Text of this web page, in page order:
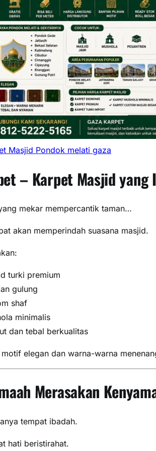
e
n
a
n
g
k
a
n
H
Masjid Pondok melati gaza
– Karpet Masjid yang
mekar mempercantik taman…
akan memperindah suasana masjid.
turki premium
gulung
shaf
minimalis
dan tebal berkualitas
elegan dan warna-warna
Merasakan
tempat ibadah.
hati beristirahat.